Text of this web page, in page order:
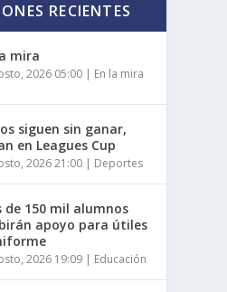
RECIENTES
mira
2026 05:00 | En la mira
siguen sin ganar,
en Leagues Cup
2026 21:00 | Deportes
de 150 mil alumnos
apoyo para útiles
2026 19:09 | Educación